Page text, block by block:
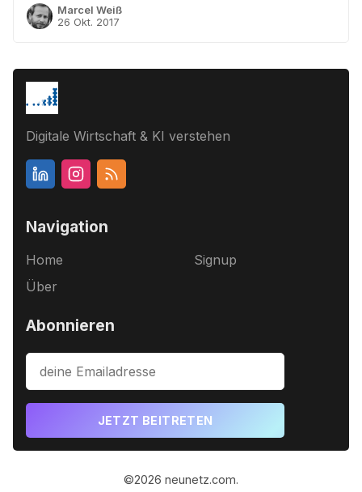
Marcel Weiß
26 Okt. 2017
Digitale Wirtschaft & KI verstehen
Navigation
Home
Über
Signup
Abonnieren
JETZT BEITRETEN
©2026 neunetz.com.